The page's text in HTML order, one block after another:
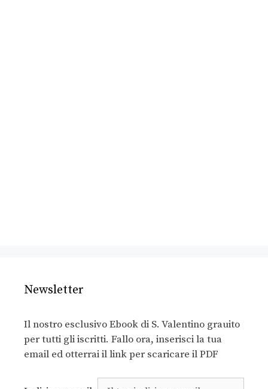
Newsletter
Il nostro esclusivo Ebook di S. Valentino grauito
per tutti gli iscritti. Fallo ora, inserisci la tua
email ed otterrai il link per scaricare il PDF